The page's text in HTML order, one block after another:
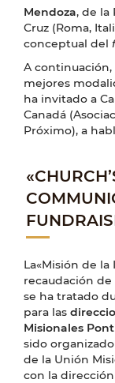
Mendoza, de la
Cruz (Roma,
conceptual del
A
mejores
ha invitado a
Canadá
Próximo), a
La«Misión de
recaudación
se ha tratado
para las
Misionales
sido
de la Unión
con la